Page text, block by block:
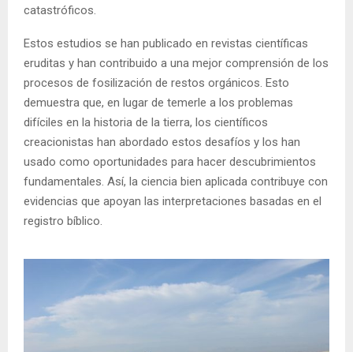
catastróficos.
Estos estudios se han publicado en revistas científicas
eruditas y han contribuido a una mejor comprensión de los
procesos de fosilización de restos orgánicos. Esto
demuestra que, en lugar de temerle a los problemas
difíciles en la historia de la tierra, los científicos
creacionistas han abordado estos desafíos y los han
usado como oportunidades para hacer descubrimientos
fundamentales. Así, la ciencia bien aplicada contribuye con
evidencias que apoyan las interpretaciones basadas en el
registro bíblico.